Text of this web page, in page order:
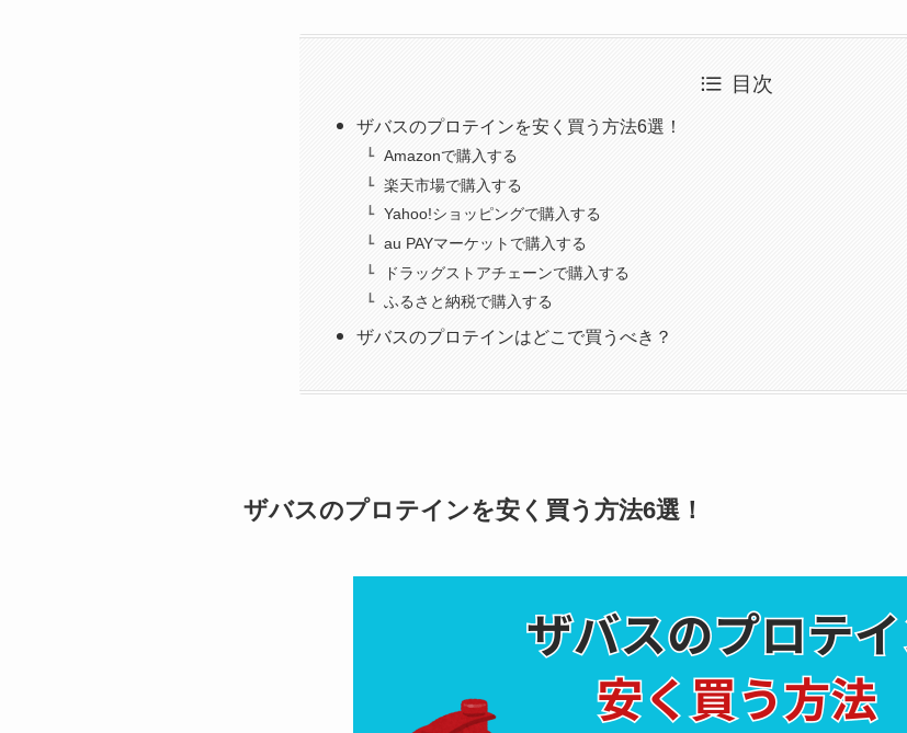
目次
ザバスのプロテインを安く買う方法6選！
Amazonで購入する
楽天市場で購入する
Yahoo!ショッピングで購入する
au PAYマーケットで購入する
ドラッグストアチェーンで購入する
ふるさと納税で購入する
ザバスのプロテインはどこで買うべき？
ザバスのプロテインを安く買う方法6選！